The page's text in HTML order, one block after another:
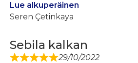
Lue alkuperäinen
Seren Çetinkaya
Sebila kalkan
29/10/2022